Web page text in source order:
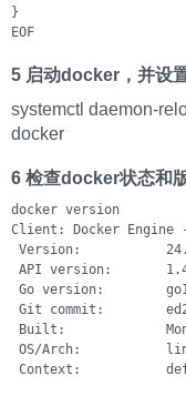
}
EOF
5 启动docker，并设
systemctl daemon-
docker
6 检查docker状态和
docker version
Client: Docker Engine -
Version:
API version:
Go version:
Git commit:
Built:             Mon
OS/Arch:
Context: